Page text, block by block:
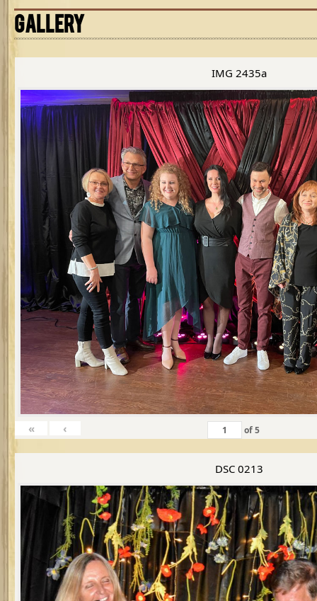
GALLERY
IMG 2435a
« ‹ of5
DSC 0213